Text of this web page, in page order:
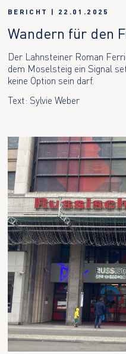
BERICHT | 22.01.2025
Wandern für den
Der Lahnsteiner Roman
dem Moselsteig ein Signal
keine Option sein darf.
Text: Sylvie Weber